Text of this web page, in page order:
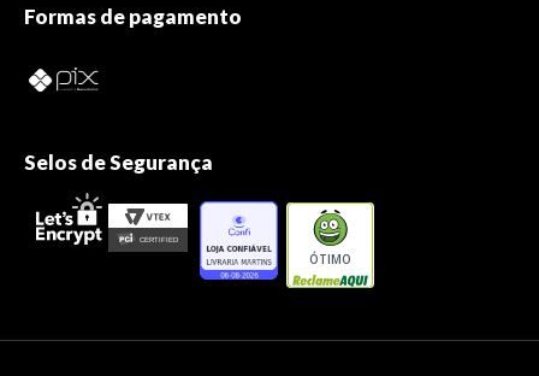
Formas de pagamento
Selos de Segurança
ÓTIMO